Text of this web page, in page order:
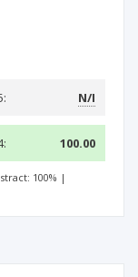
N/I
100.00
100% |